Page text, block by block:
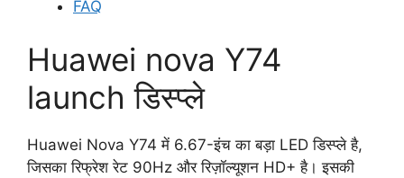
FAQ
Huawei nova Y74
launch डिस्प्ले
Huawei Nova Y74 में 6.67-इंच का बड़ा LED डिस्प्ले है,
जिसका रिफ्रेश रेट 90Hz और रिज़ॉल्यूशन HD+ है। इसकी